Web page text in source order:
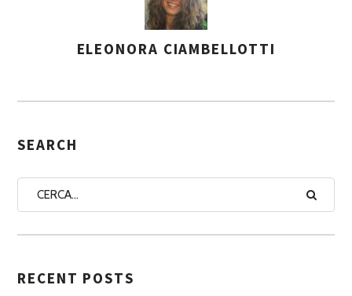
S
G
A
U
O
ELEONORA CIAMBELLOTTI
SEARCH
RECENT POSTS